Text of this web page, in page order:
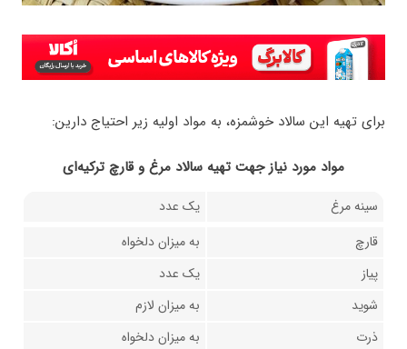
برای تهیه این سالاد خوشمزه، به مواد اولیه زیر احتیاج دارین:
مواد مورد نیاز جهت تهیه سالاد مرغ و قارچ ترکیه‌ای
سینه مرغ
یک عدد
قارچ
به میزان دلخواه
پیاز
یک عدد
شوید
به میزان لازم
ذرت
به میزان دلخواه